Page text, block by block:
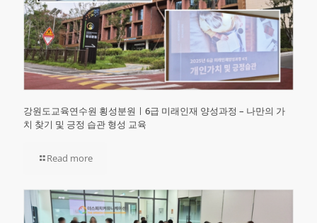
강원도교육연수원 횡성분원ㅣ6급 미래인재 양성과정 – 나만의 가
치 찾기 및 긍정 습관 형성 교육
Read more